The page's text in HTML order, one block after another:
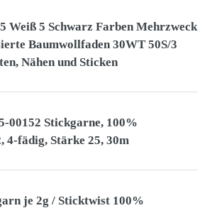
Weiß 5 Schwarz Farben Mehrzweck
Baumwollfaden 30WT 50S/3
Nähen und Sticken
00152 Stickgarne, 100%
4-fädig, Stärke 25, 30m
je 2g / Sticktwist 100%